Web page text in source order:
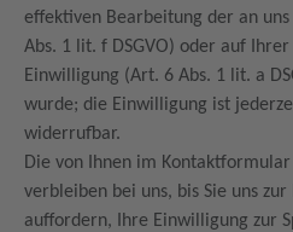
effektiven Bearbeitung der an
Abs. 1 lit. f DSGVO) oder auf Ihrer
Einwilligung (Art. 6 Abs. 1 lit. a
wurde; die Einwilligung ist
widerrufbar.
Die von Ihnen im
verbleiben bei uns, bis Sie uns zur
auffordern, Ihre Einwilligung zur